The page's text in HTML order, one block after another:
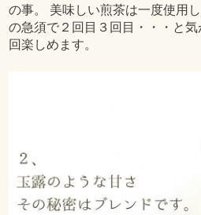
の事。 美味しい煎茶は一度使用
の急須で２回目３回目・・・と
回楽しめます。